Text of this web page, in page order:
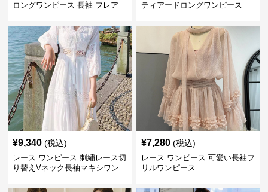
ロングワンピース 長袖 フレア
ティアードロングワンピース
¥9,340 (税込)
レース ワンピース 刺繍レース切
り替えVネック長袖マキシワン
¥7,280 (税込)
レース ワンピース 可愛い長袖フ
リルワンピース